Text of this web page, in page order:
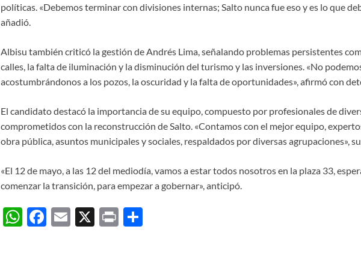
políticas. «Debemos terminar con divisiones internas; Salto nunca fue eso y es lo que
añadió.
Albisu también criticó la gestión de Andrés Lima, señalando problemas persistentes
calles, la falta de iluminación y la disminución del turismo y las inversiones. «No
acostumbrándonos a los pozos, la oscuridad y la falta de oportunidades», afirmó con
El candidato destacó la importancia de su equipo, compuesto por profesionales de
comprometidos con la reconstrucción de Salto. «Contamos con el mejor equipo,
obra pública, asuntos municipales y sociales, respaldados por diversas agrupaciones»,
«El 12 de mayo, a las 12 del mediodía, vamos a estar todos nosotros en la plaza 33,
comenzar la transición, para empezar a gobernar», anticipó.
WF E X P C